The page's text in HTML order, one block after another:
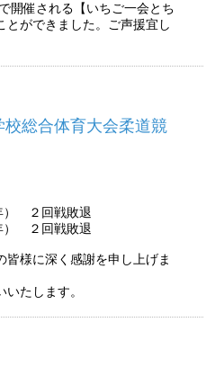
開催される【いちご一会とち
とができました。ご声援宜し
総合体育大会柔道競
２回戦敗退
） ２回戦敗退
皆様に深く感謝を申し上げま
たします。